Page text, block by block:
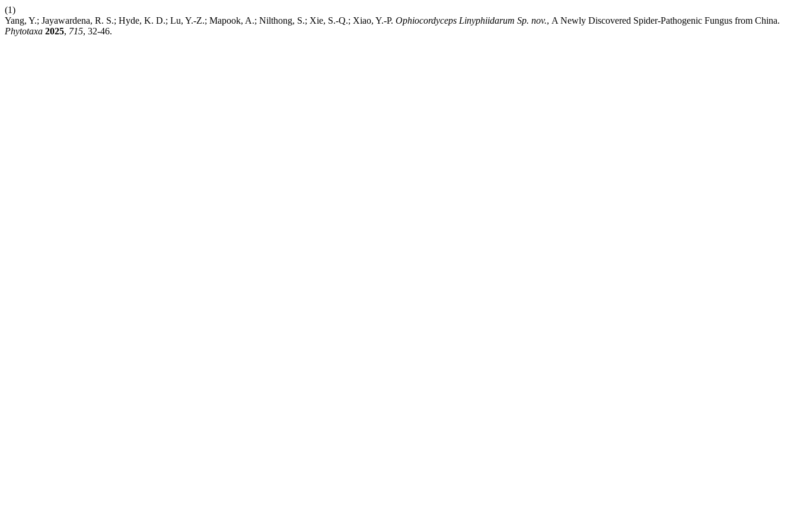
(1)
Yang, Y.; Jayawardena, R. S.; Hyde, K. D.; Lu, Y.-Z.; Mapook, A.; Nilthong, S.; Xie, S.-Q.; Xiao, Y.-P. Ophiocordyceps Linyphiidarum Sp. nov., A Newly Discovered Spider-Pathogenic Fungus from China.
Phytotaxa 2025, 715, 32-46.